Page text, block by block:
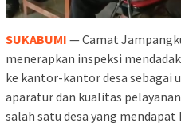
SUKABUMI — Camat
menerapkan inspeksi
ke kantor-kantor desa sebagai
aparatur dan kualitas
salah satu desa yang